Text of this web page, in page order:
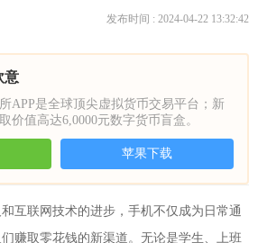
发布时间 : 2024-04-22 13:32:42
意
APP是全球顶尖虚拟货币交易平台；新
价值高达6,0000元数字货币盲盒。
苹果下载
互联网技术的进步，手机不仅成为日常通
赚取零花钱的新渠道。无论是学生、上班